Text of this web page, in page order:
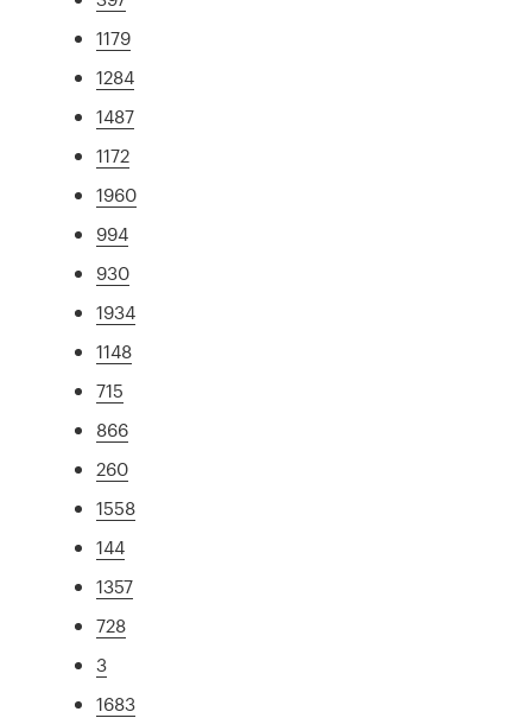
1179
1284
1487
1172
1960
994
930
1934
1148
715
866
260
1558
144
1357
728
3
1683